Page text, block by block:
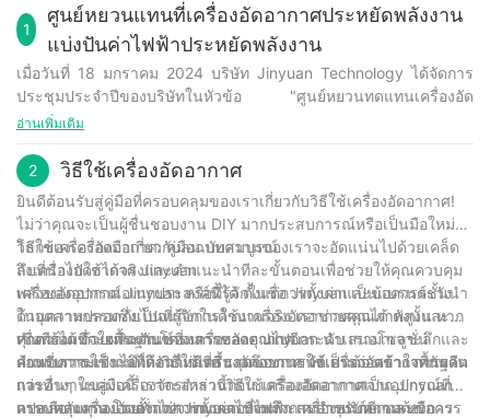
1
ศูนย์หยวนแทนที่เครื่องอัดอากาศประหยัดพลังงาน
แบ่งปันค่าไฟฟ้าประหยัดพลังงาน
เมื่อวันที่ 18 มกราคม 2024 บริษัท Jinyuan Technology ได้จัดการ
ประชุมประจำปีของบริษัทในหัวข้อ "ศูนย์หยวนทดแทนเครื่องอัด
อากาศแบบประหยัดพลังงาน แบ่งปันค่าไฟฟ้าประหยัดพลังงาน"
ของบริษัทในปี 2566 เป็นอันดับแรก และตั้งตารอการมุ่งเน้นและ
ทิศทางการพัฒนาในอนาคตในปี 2567
จากนั้นโดยขั้นตอนการมอบรางวัลบริษัทได้เตรียมรางวัลมากมายทั้ง
ทีมงานดีเด่น ยอดขายดี รางวัล Work Active เป็นต้น โดยมีเป้าหมาย
เพื่อเชิดชูพนักงานที่มีความโดดเด่นและกระตือรือร้นในการทำงานใน
ปี 2566
ส่วนสุดท้ายคืองานเลี้ยงอาหารกลางวันซึ่งจัดขึ้นที่บริษัทในปีนี้เพื่อ
สัมผัสบรรยากาศอันอบอุ่นร่วมกัน พนักงานของบริษัททุกคนเชื่อมั่นว่าปี
2567 จะเป็นปีที่ดีขึ้น
อ่านเพิ่มเติม
2 วิธีใช้เครื่องอัดอากาศ
ยินดีต้อนรับสู่คู่มือที่ครอบคลุมของเราเกี่ยวกับวิธีใช้เครื่องอัดอากาศ!
ไม่ว่าคุณจะเป็นผู้ชื่นชอบงาน DIY มากประสบการณ์หรือเป็นมือใหม่ใน
โลกของเครื่องมือเกี่ยวกับลม บทความของเราจะอัดแน่นไปด้วยเคล็ด
ลับที่นำไปใช้ได้จริงและคำแนะนำทีละขั้นตอนเพื่อช่วยให้คุณควบคุม
พลังของอุปกรณ์อเนกประสงค์นี้ได้ ตั้งแต่การตั้งค่าและข้อควรระวัง
ด้านความปลอดภัยไปจนถึงการใช้งานจริง เราช่วยคุณได้ ดังนั้น หาก
คุณพร้อมที่จะยกระดับโครงการของคุณไปอีกระดับ เรามาเจาะลึกและ
ค้นพบความเป็นไปได้อันไม่มีที่สิ้นสุดของการใช้เครื่องอัดอากาศกันดี
กว่า
วิธีใช้เครื่องอัดอากาศ: คู่มือฉบับสมบูรณ์
ถึงเครื่องอัดอากาศ Jinyuan
เครื่องอัดอากาศ Jinyuan หรือที่รู้จักในชื่อ Jinyuan เป็นแบรนด์ชั้นนำ
ในอุตสาหกรรมซึ่งเป็นที่รู้จักในด้านเครื่องอัดอากาศคุณภาพสูงและ
เชื่อถือได้ ด้วยผลิตภัณฑ์ที่หลากหลาย Jinyuan นำเสนอโซลูชั่น
สำหรับการใช้งานที่หลากหลาย รวมถึงยานยนต์ การก่อสร้าง การผลิต
และอื่นๆ ในคู่มือนี้ เราจะสำรวจวิธีใช้เครื่องอัดอากาศจาก Jinyuan
ครอบคลุมทุกอย่างตั้งแต่การตั้งค่าไปจนถึงการบำรุงรักษาและข้อควร
ทำความเข้าใจพื้นฐานของเครื่องอัดอากาศ
ก่อนที่เราจะเจาะลึกถึงวิธีใช้เครื่องอัดอากาศ จำเป็นต้องเข้าใจพื้นฐาน
การทำงานของเครื่องจักรเหล่านี้ก่อน เครื่องอัดอากาศเป็นอุปกรณ์ที่
แปลงพลังงาน โดยทั่วไปจากมอเตอร์ไฟฟ้า เครื่องยนต์ดีเซล หรือ
การเลือกเครื่องอัดอากาศ Jinyuan ที่เหมาะสมสำหรับความต้องการ